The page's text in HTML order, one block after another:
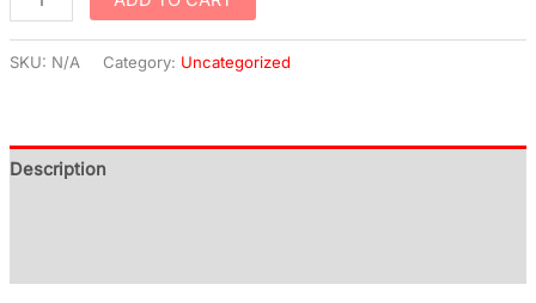
SKU: N/A Category: Uncategorized
Description